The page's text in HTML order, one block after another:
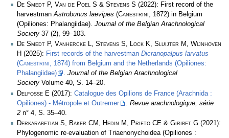
De Smedt P, Van de Poel S & Stevens S (2022): First record of the
harvestmanAstrobunus laevipes (Canestrini, 1872) in Belgium
(Opiliones: Phalangiidae). Journal of the Belgian Arachnological
Society 37 (2), 99–103.
De Smedt P, Vanhercke L, Stevens S, Lock K, Sluijter M, Wijnhoven
H (2025): First records of the harvestman Dicranopalpus larvatus
(Canestrini, 1874) from Belgium and the Netherlands (Opiliones:
Phalangiidae)
. Journal of the Belgian Arachnological
Society Volume 40, S. 14–20.
Delfosse E (2017): Catalogue des Opilions de France (Arachnida :
Opiliones) - Métropole et Outremer
Revue arachnologique, série
2 n° 4, S. 35–40.
Derkarabetian S, Baker CM, Hedin M, Prieto CE & Giribet G (2021):
Phylogenomic re-evaluation of Triaenonychoidea (Opiliones :